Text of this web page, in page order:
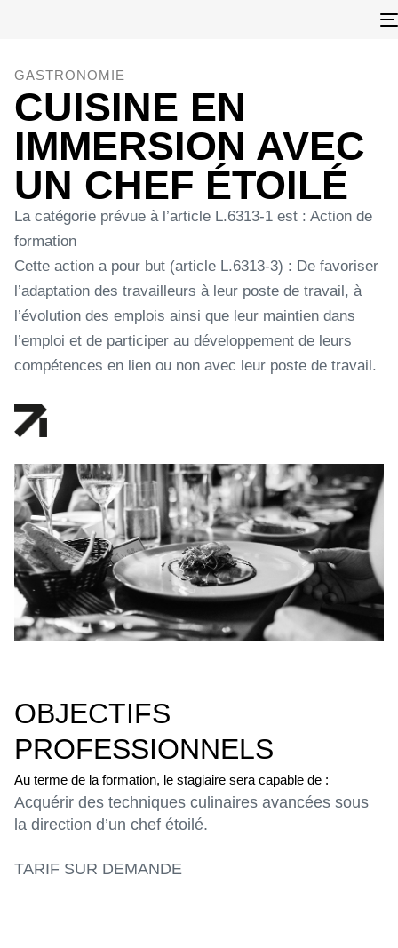
GASTRONOMIE
CUISINE EN
IMMERSION AVEC
UN CHEF ÉTOILÉ
La catégorie prévue à l’article L.6313-1 est : Action de
formation
Cette action a pour but (article L.6313-3) : De favoriser
l’adaptation des travailleurs à leur poste de travail, à
l’évolution des emplois ainsi que leur maintien dans
l’emploi et de participer au développement de leurs
compétences en lien ou non avec leur poste de travail.
OBJECTIFS
PROFESSIONNELS
Au terme de la formation, le stagiaire sera capable de :
Acquérir des techniques culinaires avancées sous
la direction d’un chef étoilé.
TARIF SUR DEMANDE